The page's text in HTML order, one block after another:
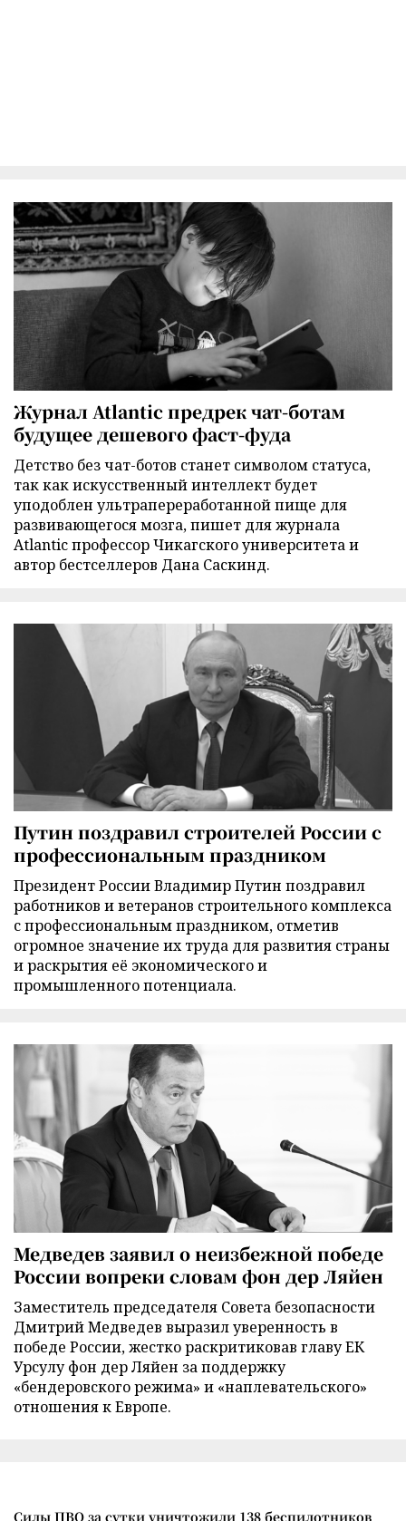
Журнал Atlantic предрек чат-ботам
будущее дешевого фаст-фуда
Детство без чат-ботов станет символом статуса,
так как искусственный интеллект будет
уподоблен ультрапереработанной пище для
развивающегося мозга, пишет для журнала
Atlantic профессор Чикагского университета и
автор бестселлеров Дана Саскинд.
Путин поздравил строителей России с
профессиональным праздником
Президент России Владимир Путин поздравил
работников и ветеранов строительного комплекса
с профессиональным праздником, отметив
огромное значение их труда для развития страны
и раскрытия её экономического и
промышленного потенциала.
Медведев заявил о неизбежной победе
России вопреки словам фон дер Ляйен
Заместитель председателя Совета безопасности
Дмитрий Медведев выразил уверенность в
победе России, жестко раскритиковав главу ЕК
Урсулу фон дер Ляйен за поддержку
«бендеровского режима» и «наплевательского»
отношения к Европе.
Силы ПВО за сутки уничтожили 138 беспилотников